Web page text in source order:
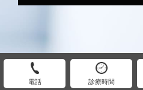
電話 診療時間